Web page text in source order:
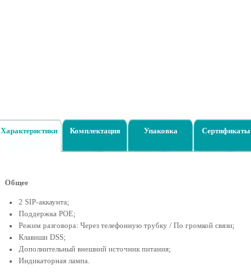
Характеристики Комплектация Упаковка Сертификаты
Общее
2 SIP-аккаунта;
Поддержка POE;
Режим разговора: Через телефонную трубку / По громкой связи;
Клавиши DSS;
Дополнительный внешний источник питания;
Индикаторная лампа.